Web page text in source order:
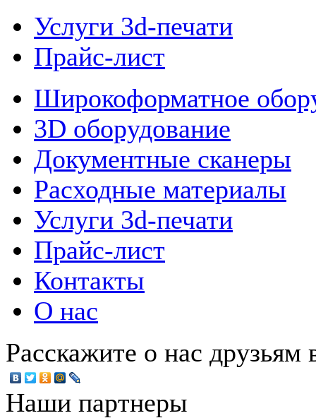
Услуги 3d-печати
Прайс-лист
Широкоформатное
3D оборудование
Документные сканеры
Расходные материалы
Услуги 3d-печати
Прайс-лист
Контакты
О нас
Расскажите о нас друзьям
Наши партнеры